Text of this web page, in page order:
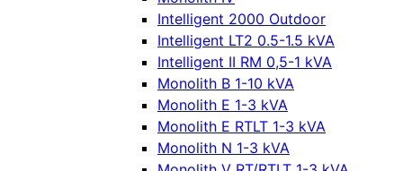
Intelligent 2000 Outdoor
Intelligent LT2 0.5-1.5 kVA
Intelligent II RM 0,5-1 kVA
Monolith B 1-10 kVA
Monolith E 1-3 kVA
Monolith E RTLT 1-3 kVA
Monolith N 1-3 kVA